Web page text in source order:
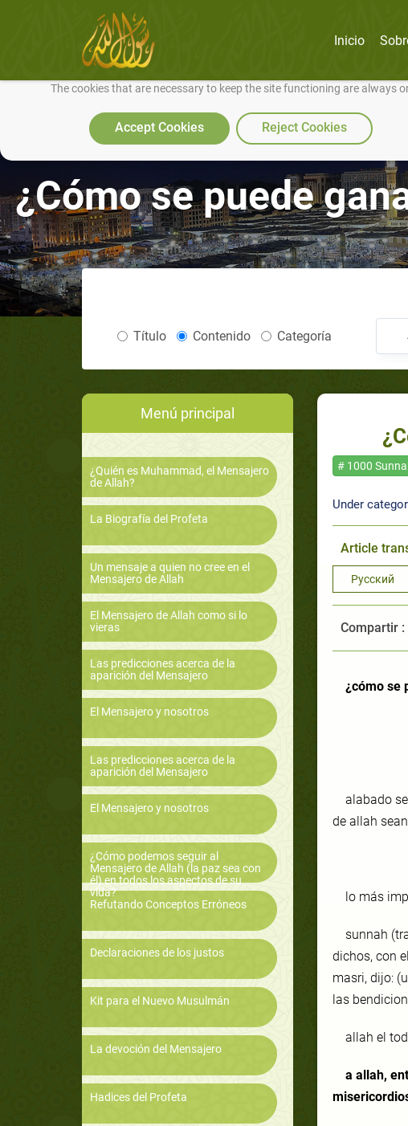
We use cookies to make our site work well for you and so we can continually
The cookies that are necessary to keep the site functioning are always
Accept Cookies Reject Cookies
Inicio
¿Cómo se puede
Título Contenido Categoría
Menú principal
¿Quién es Muhammad, el Mensajero
de Allah?
La Biografía del Profeta
Un mensaje a quien no cree en el
Mensajero de Allah
El Mensajero de Allah como si lo
vieras
Las predicciones acerca de la
aparición del Mensajero
El Mensajero y nosotros
Las predicciones acerca de la
aparición del Mensajero
El Mensajero y nosotros
¿Cómo podemos seguir al
Mensajero de Allah (la paz sea con
él) en todos los aspectos de su
vida?
Refutando Conceptos Erróneos
Declaraciones de los justos
Kit para el Nuevo Musulmán
La devoción del Mensajero
Hadices del Profeta
# 1000
Under
Article
Русский
Compartir :
¿cómo se
alabado
de allah
lo más
sunnah
dichos, con
masri, dijo:
las
allah el
a allah,